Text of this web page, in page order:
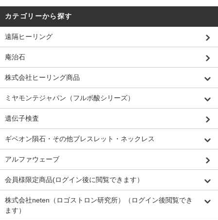
カテゴリーから探す
遠隔ヒーリング
庵治石
株式会社ヒーリング商品
ミヤモンテジャパン（フルボ酸シリーズ）
遺伝子検査
ギベオン隕石・その他ブレスレット・ネックレス
アルファウェーブ
会員様限定商品(ログイン後に閲覧できます）
株式会社neten（ロゴストロン研究所）（ログイン後閲覧でき
ます）